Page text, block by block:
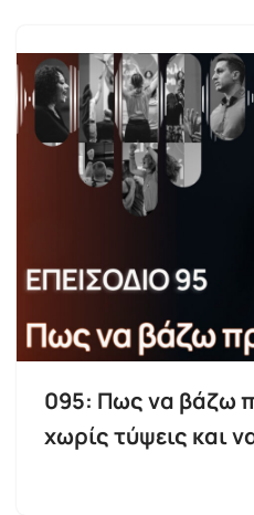
095: Πως να βάζω
χωρίς τύψεις και